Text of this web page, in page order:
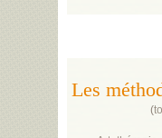
Les
(